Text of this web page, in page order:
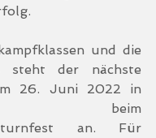
und die
steht der nächste
26. Juni 2022 in
beim
an. Für